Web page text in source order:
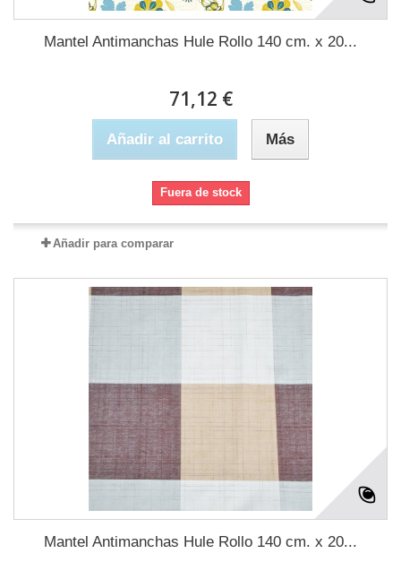
Mantel Antimanchas Hule Rollo 140 cm. x 20...
71,12 €
Añadir al carrito Más
Fuera de stock
Añadir para comparar
Mantel Antimanchas Hule Rollo 140 cm. x 20...